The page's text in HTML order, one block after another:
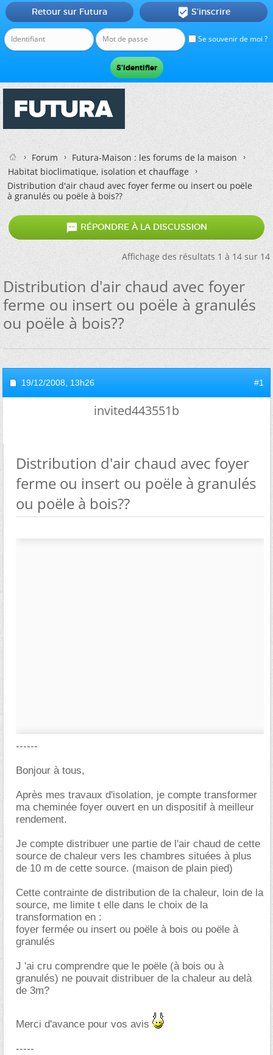
Se souvenir de moi ?
Retour sur Futura  S'inscrire
Forum
Futura-Maison : les forums de la maison
Habitat bioclimatique, isolation et chauffage
Distribution d'air chaud avec foyer ferme ou insert ou poële
à granulés ou poële à bois??
 RÉPONDRE À LA DISCUSSION
Affichage des résultats 1 à 14 sur 14
Distribution d'air chaud avec foyer
ferme ou insert ou poële à granulés
ou poële à bois??
19/12/2008, 13h26 #1
invited443551b
Distribution d'air chaud avec foyer
ferme ou insert ou poële à granulés
ou poële à bois??
------
Bonjour à tous,
Après mes travaux d'isolation, je compte transformer
ma cheminée foyer ouvert en un dispositif à meilleur
rendement.
Je compte distribuer une partie de l'air chaud de cette
source de chaleur vers les chambres situées à plus
de 10 m de cette source. (maison de plain pied)
Cette contrainte de distribution de la chaleur, loin de la
source, me limite t elle dans le choix de la
transformation en :
foyer fermée ou insert ou poële à bois ou poële à
granulés
J 'ai cru comprendre que le poële (à bois ou à
granulés) ne pouvait distribuer de la chaleur au delà
de 3m?
Merci d'avance pour vos avis
-----